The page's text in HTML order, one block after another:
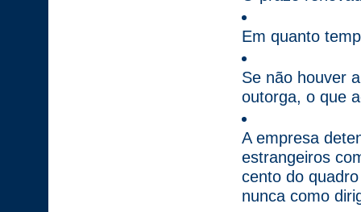
Em quanto
Se não houver
outorga, o que
A empresa
estrangeiros
cento do
nunca como